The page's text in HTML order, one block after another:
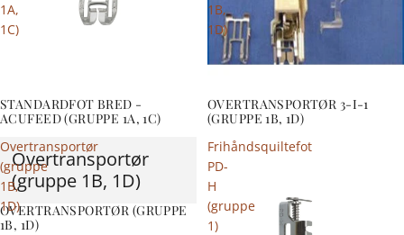
1A,
1C)
STANDARDFOT BRED -
ACUFEED (GRUPPE 1A, 1C)
1B,
1D)
OVERTRANSPORTØR 3-I-1
(GRUPPE 1B, 1D)
Overtransportør
(gruppe
1B,
1D)
Overtransportør
(gruppe 1B, 1D)
OVERTRANSPORTØR (GRUPPE
1B, 1D)
Frihåndsquiltefot
PD-
H
(gruppe
1)